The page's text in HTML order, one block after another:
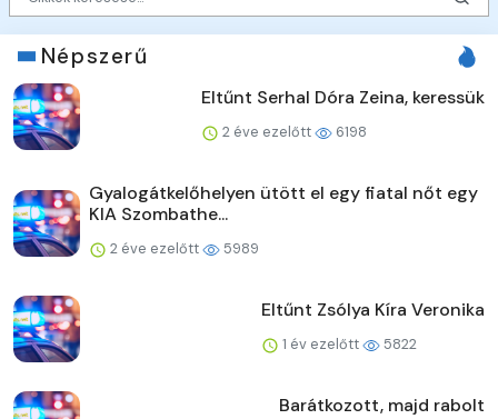
Népszerű
Eltűnt Serhal Dóra Zeina, keressük
2 éve ezelőtt 6198
Gyalogátkelőhelyen ütött el egy fiatal nőt egy
KIA Szombathe...
2 éve ezelőtt 5989
Eltűnt Zsólya Kíra Veronika
1 év ezelőtt 5822
Barátkozott, majd rabolt